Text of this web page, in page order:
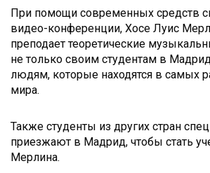
При помощи современных средств
видео-конференции, Хосе Луис
преподает теоретические
не только своим студентам в
людям, которые находятся в самых
мира.
Также студенты из других стран
приезжают в Мадрид, чтобы стать
Мерлина.